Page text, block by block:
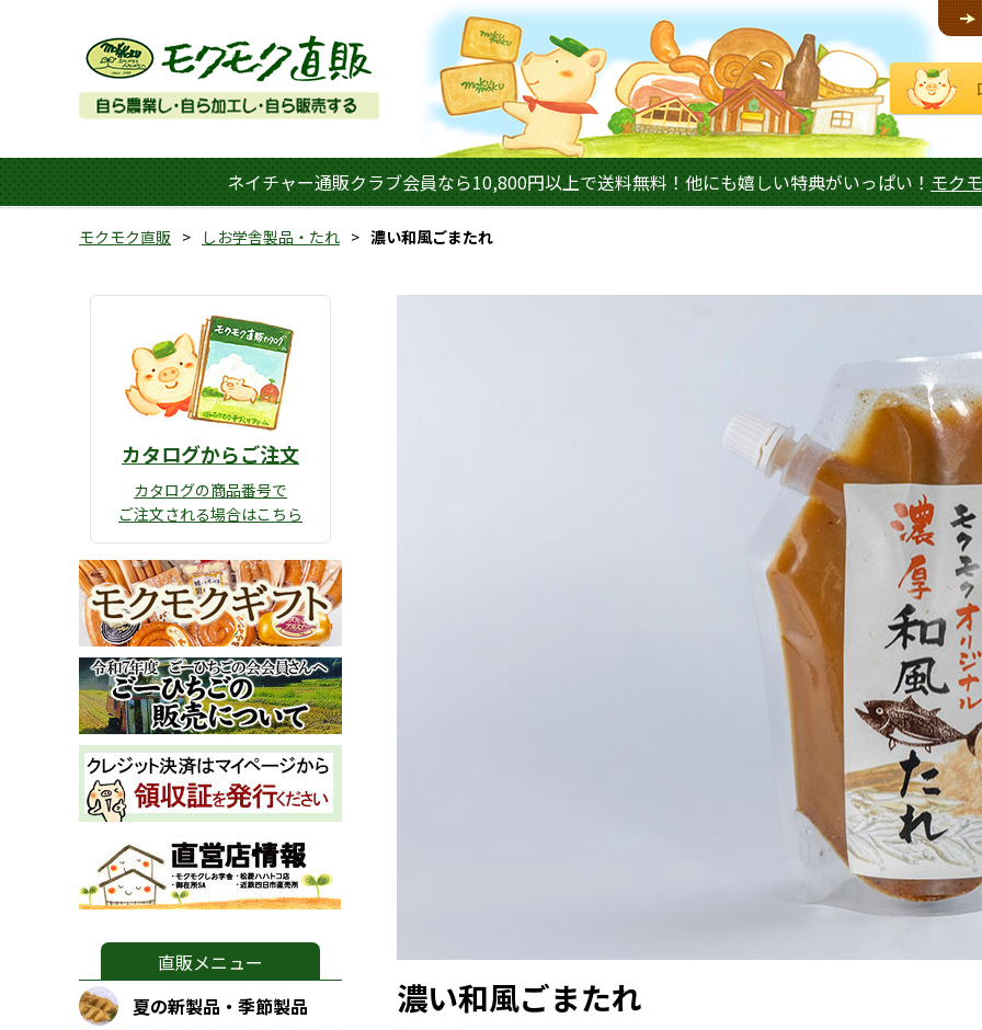
ネイチャー通販クラブ会員なら10,800円以上で送料無料！他にも嬉しい特典がいっぱい！ モク
モクモク直販 しお学舎製品・たれ 濃い和風ごまたれ
濃い和風ごまたれ
カタログからご注文
カタログの商品番号で
ご注文される場合はこちら
直販メニュー
夏の新製品・季節製品